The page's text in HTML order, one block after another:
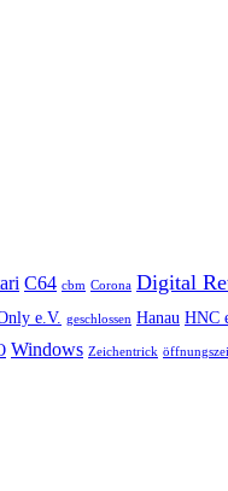
C64 cbm Corona Digital
e.V. geschlossen Hanau HNC
Windows Zeichentrick